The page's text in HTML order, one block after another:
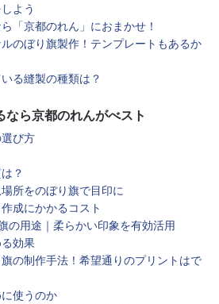
よう
「京都のれん」におまかせ！
のぼり旗製作！テンプレートもあるか
る縫製の種類は？
なら京都のれんがべスト
び方
？
所をのぼり旗で目印に
成にかかるコスト
の用途｜柔らかい印象を有効活用
効果
の制作手法！希望通りのプリントはで
使うのか